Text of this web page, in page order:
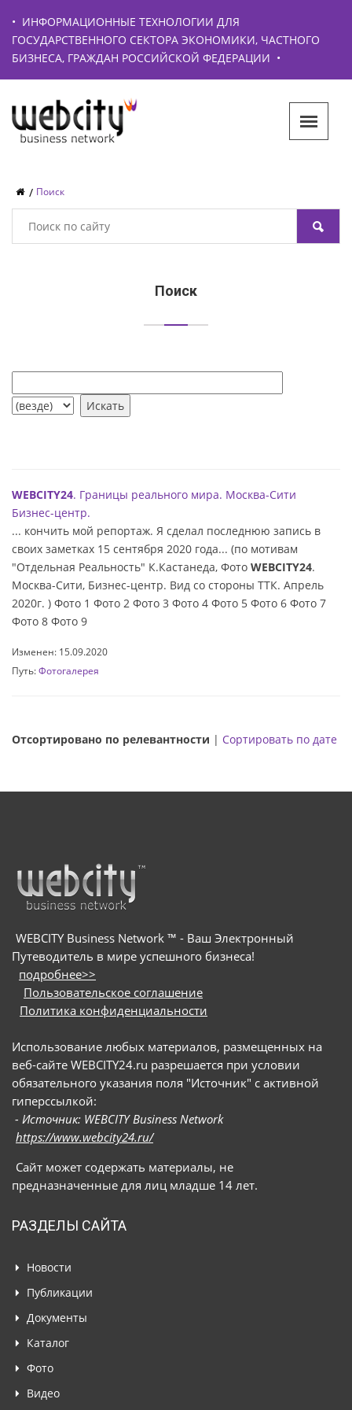
• ИНФОРМАЦИОННЫЕ ТЕХНОЛОГИИ ДЛЯ
ГОСУДАРСТВЕННОГО СЕКТОРА ЭКОНОМИКИ, ЧАСТНОГО
БИЗНЕСА, ГРАЖДАН РОССИЙСКОЙ ФЕДЕРАЦИИ •
Поиск
Поиск
WEBCITY24. Границы реального мира. Москва-Сити
Бизнес-центр.
... кончить мой репортаж. Я сделал последнюю запись в
своих заметках 15 сентября 2020 года... (по мотивам
"Отдельная Реальность" К.Кастанеда, Фото WEBCITY24.
Москва-Сити, Бизнес-центр. Вид со стороны ТТК. Апрель
2020г. ) Фото 1 Фото 2 Фото 3 Фото 4 Фото 5 Фото 6 Фото 7
Фото 8 Фото 9
Изменен: 15.09.2020
Путь:Фотогалерея
Отсортировано по релевантности | Сортировать по дате
WEBCITY Business Network ™ - Ваш Электронный
Путеводитель в мире успешного бизнеса!
подробнее>>
Пользовательское соглашение
Политика конфиденциальности
Использование любых материалов, размещенных на
веб-сайте WEBCITY24.ru разрешается при условии
обязательного указания поля "Источник" с активной
гиперссылкой:
- Источник: WEBCITY Business Network
https://www.webcity24.ru/
Сайт может содержать материалы, не
предназначенные для лиц младше 14 лет.
РАЗДЕЛЫ САЙТА
Новости
Публикации
Документы
Каталог
Фото
Видео